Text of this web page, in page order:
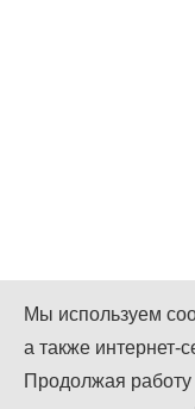
Мы в Instagram
Мы используем
а также интернет-
Продолжая работу